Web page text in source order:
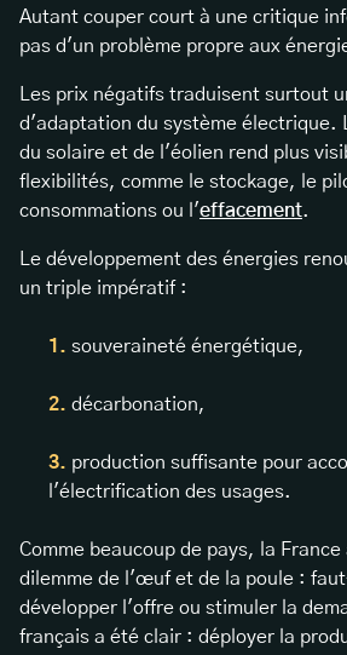
Autant couper court à une critique
pas d'un problème propre aux
Les prix négatifs traduisent surtout
d'adaptation du système électrique.
du solaire et de l'éolien rend plus
flexibilités, comme le stockage, le
consommations ou l'effacement.
Le développement des énergies
un triple impératif :
souveraineté énergétique,
décarbonation,
production suffisante pour
l'électrification des usages.
Comme beaucoup de pays, la
dilemme de l'œuf et de la poule :
développer l'offre ou stimuler la
français a été clair : déployer la